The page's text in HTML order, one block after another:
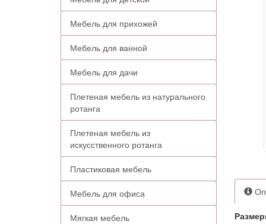
Мебель для прихожей
Мебель для ванной
Мебель для дачи
Плетеная мебель из натурального
ротанга
Плетеная мебель из
искусственного ротанга
Пластиковая мебель
Мебель для офиса
Мягкая мебель